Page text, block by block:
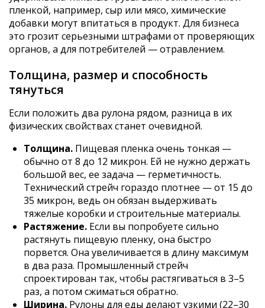
пленкой, например, сыр или мясо, химические
добавки могут впитаться в продукт. Для бизнеса
это грозит серьезными штрафами от проверяющих
органов, а для потребителей — отравлением.
Толщина, размер и способность
тянуться
Если положить два рулона рядом, разница в их
физических свойствах станет очевидной.
Толщина. Пищевая пленка очень тонкая —
обычно от 8 до 12 микрон. Ей не нужно держать
большой вес, ее задача — герметичность.
Технический стрейч гораздо плотнее — от 15 до
35 микрон, ведь он обязан выдерживать
тяжелые коробки и строительные материалы.
Растяжение. Если вы попробуете сильно
растянуть пищевую пленку, она быстро
порвется. Она увеличивается в длину максимум
в два раза. Промышленный стрейч
спроектирован так, чтобы растягиваться в 3–5
раз, а потом сжиматься обратно.
Ширина. Рулоны для еды делают узкими (22–30